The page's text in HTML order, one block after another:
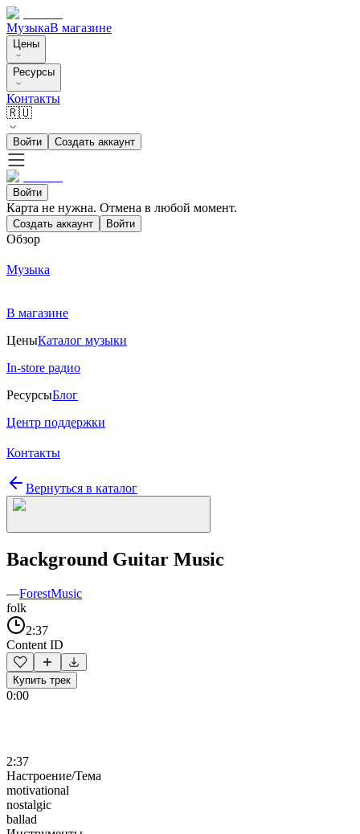
МузыкаВ магазине
Цены
Ресурсы
Контакты
🇷🇺
Войти Создать аккаунт
Войти
Карта не нужна. Отмена в любой момент.
Создать аккаунт Войти
Обзор
Музыка
В магазине
ЦеныКаталог музыки
In-store радио
РесурсыБлог
Центр поддержки
Контакты
Вернуться в каталог
Background Guitar Music
—ForestMusic
folk
2:37
Content ID
Купить трек
0:00
2:37
Настроение/Тема
motivational
nostalgic
ballad